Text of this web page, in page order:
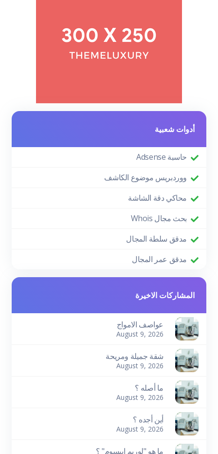
أدوات شعبية
حاسبة Adsense
ووردبريس موضوع الكاشف
محاكي دقة الشاشة
بحث مجال Whois
مدقق سلطة المجال
مدقق عمر المجال
المشاركات الاخيرة
عواصف الامواج
August 9, 2026
شقة جميلة ومريحة
August 9, 2026
ما أصله ؟
August 9, 2026
أين أجده ؟
August 9, 2026
ما هو "لوريم إيبسوم" ؟